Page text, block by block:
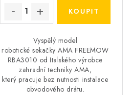
ů
Vyspělý model
robotické sekačky AMA FREEMOW
RBA3010 od Italského výrobce
zahradní techniky AMA,
který pracuje bez nutnosti instalace
obvodového drátu.